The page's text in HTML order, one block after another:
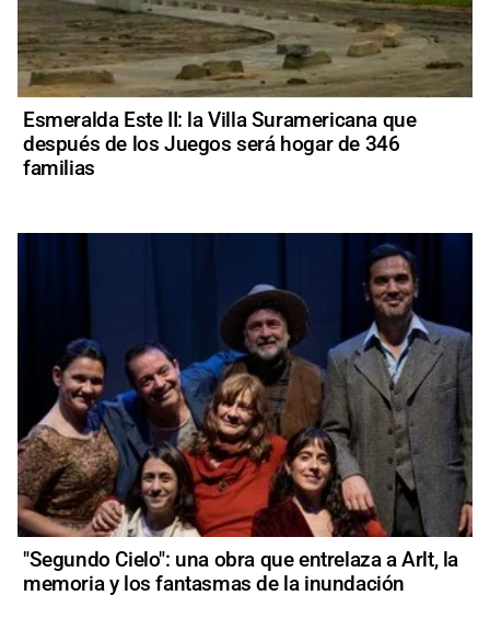
Esmeralda Este II: la Villa Suramericana que
después de los Juegos será hogar de 346
familias
"Segundo Cielo": una obra que entrelaza a Arlt, la
memoria y los fantasmas de la inundación